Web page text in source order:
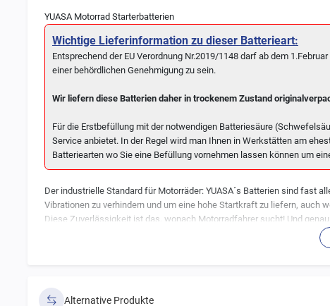
YUASA Motorrad Starterbatterien
Wichtige Lieferinformation zu dieser Batterieart:
Entsprechend der EU Verordnung Nr.2019/1148 darf ab dem
einer behördlichen Genehmigung zu sein.
Wir liefern diese Batterien daher in trockenem Zustand
Für die Erstbefüllung mit der notwendigen Batteriesäure
Service anbietet. In der Regel wird man Ihnen in Werkstätten am
Batteriearten wo Sie eine Befüllung vornehmen lassen können um
Der industrielle Standard für Motorräder: YUASA´s Batterien sind fast
Vibrationen zu verhindern und um eine hohe Startkraft zu liefern, auch
Diese Zuverlässigkeit ist das, wonach Motorradfahrer sucht! Und
Motorradbatterien selbst mit entwickelt hat. Hier ein Auszug der
Einzigartig versiegelte Anschlüsse
Alternative Produkte